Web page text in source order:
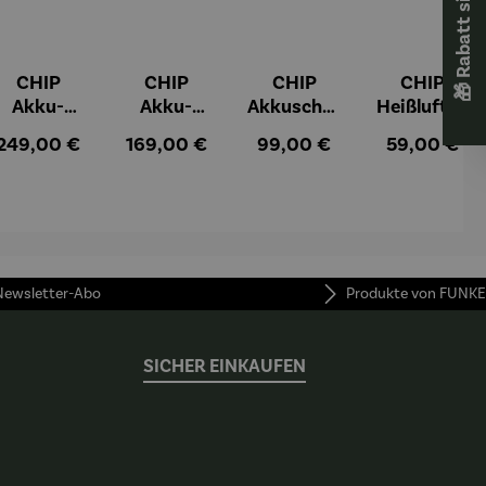
CHIP
Akku-
ger
Preis:
€
CHIP
Akku-
ger DS02
Regulärer Preis:
169,00 €
CHIP
Akkuschra
Regulärer Preis:
99,00 €
CHIP
Heißluftfri
Regulärer
59,00 €
Abo Produkte von FUNKE
SICHER EINKAUFEN